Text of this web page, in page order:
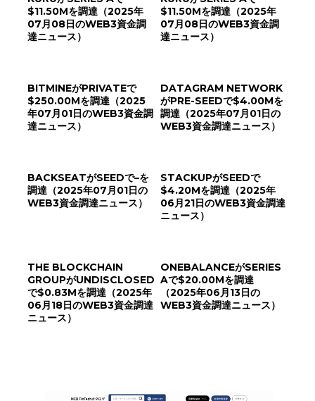
$11.50Mを調達（2025年
07月08日のWEB3資金調
達ニュース）
$11.50Mを調達（2025年
07月08日のWEB3資金調
達ニュース）
BITMINEがPRIVATEで
$250.00Mを調達（2025
年07月01日のWEB3資金調
達ニュース）
DATAGRAM NETWORK
がPRE-SEEDで$4.00Mを
調達（2025年07月01日の
WEB3資金調達ニュース）
BACKSEATがSEEDで–を
調達（2025年07月01日の
WEB3資金調達ニュース）
STACKUPがSEEDで
$4.20Mを調達（2025年
06月21日のWEB3資金調達
ニュース）
THE BLOCKCHAIN
GROUPがUNDISCLOSED
で$0.83Mを調達（2025年
06月18日のWEB3資金調達
ニュース）
ONEBALANCEがSERIES
Aで$20.00Mを調達
（2025年06月13日の
WEB3資金調達ニュース）